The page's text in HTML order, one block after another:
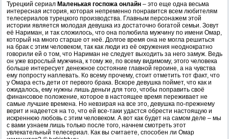
Турецкий сериал Маленькая госпожа онлайн – это еще одна весьма
интересная история, которая непременно понравится всем любителям
телесериалов турецкого производства. Главным персонажем этой
истории является молодая девушка из достаточно богатой семьи. Зовут
её Нариман, и так сложилось, что она полюбила мужчину по имени Омар,
который на много старше от неё. Долгое время она не могла решиться
на брак с этим человеком, так как люди из её окружения неоднократно
говорили ей о том, что Нариман не следует выходить за него замуж. Ведь
он уже взрослый мужчина, к тому же, по всему видимому, этого человека
больше интересует денежное состояние главной героине, а на чувства
ему попросту наплевать. Ко всему прочему, стоит отметить тот факт, что
у Омара есть дети от первого брака. Вскоре девушка поймет, что как и
ожидалось, ему нужны лишь деньги для того, чтобы поправить своё
финансовое положение, которое в настоящее время переживает не
самые лучшие времена. Но невзирая на все это, девушка по-прежнему
верит и надеется на то, что ей все-таки удастся обрести настоящую и
искреннюю любовь с этим человеком. А вот как будет на самом деле – мы
с вами узнаем лишь только после того, начнем смотреть этот
увлекательный телесериал. Как вы считаете, способен ли Омар